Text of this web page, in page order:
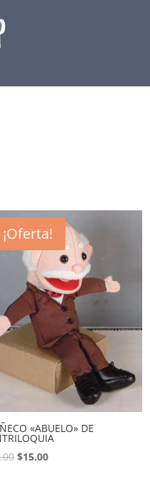
¡Oferta!
«ABUELO» DE
$15.00